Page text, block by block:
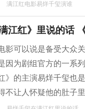
满江红电影易烊千玺演谁
江红》里说的话
影可以说是备受大众
因为剧组官方的一系
》的主演易烊千玺也
不让人怀疑他的肚子